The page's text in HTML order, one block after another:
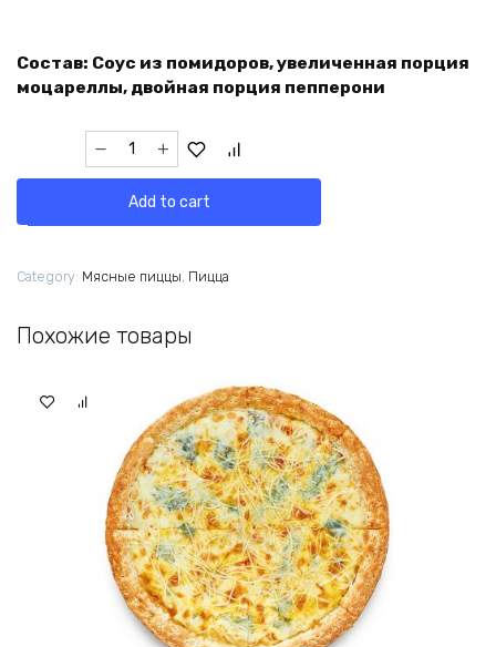
Состав: Соус из помидоров, увеличенная порция
моцареллы, двойная порция пепперони
Двойная
Пепперони
тесте
Add to cart
Category: Мясные пиццы, Пицца
Похожие товары